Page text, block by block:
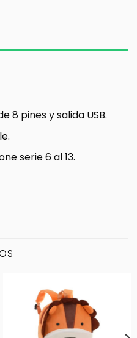
8 pines y salida USB.
serie 6 al 13.